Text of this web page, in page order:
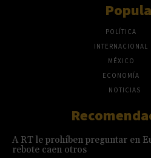
POLÍTICA
INTERNACIONAL
MÉXICO
ECONOMÍA
NOTICIAS
A RT le prohíben preguntar en
rebote caen otros